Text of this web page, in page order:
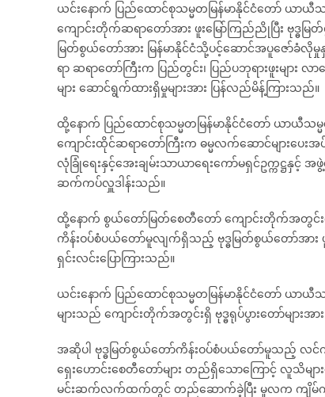
ယင်းနောက် ပြည်ထောင်စုသမ္မတမြန်မာနိုင်ငံတော် ယာယီ
ကျောင်းတိုက်ဆရာတော်အား ဖူးမြော်ကြည်ညိုပြီး ဗုဒ္ဓမြတ်
မြတ်စွယ်တော်အား မြန်မာနိုင်ငံသို့ပင့်ဆောင်အပူဇော်ခံလို
ရာ ဆရာတော်ကြီးက ပြည်တွင်း၊ ပြည်ပဘုရားဖူးများ လ
များ ဆောင်ရွက်ထားရှိမှုများအား ပြန်လည်မိန့်ကြားသည်။
ထို့နောက် ပြည်ထောင်စုသမ္မတမြန်မာနိုင်ငံတော် ယာယီသမ္
ကျောင်းထိုင်ဆရာတော်ကြီးက ဓမ္မလက်ဆောင်များပ
လုံခြုံရေးနှင့်အေးချမ်းသာယာရေးကော်မရှင်ဥက္ကဋ္ဌနှ
ဆက်ကပ်လှူဒါန်းသည်။
ထို့နောက် စွယ်တော်မြတ်စေတီတော် ကျောင်းတိုက်အတွင်းရှိ
ကိန်းဝပ်စံပယ်တော်မူလျက်ရှိသည့် ဗုဒ္ဓမြတ်စွယ်တော်အား
ရှင်းလင်းပြောကြားသည်။
ယင်းနောက် ပြည်ထောင်စုသမ္မတမြန်မာနိုင်ငံတော် ယာယီသ
များသည် ကျောင်းတိုက်အတွင်းရှိ ဗုဒ္ဓရုပ်ပွားတော်မျာ
အဆိုပါ ဗုဒ္ဓမြတ်စွယ်တော်ကိန်းဝပ်စံပယ်တော်မူသည့် လင်
ရှေးဟောင်းစေတီတော်များ တည်ရှိသောကြောင့် လူသိများ
မင်းဆက်လက်ထက်တွင် တည်ဆောက်ခဲ့ပြီး မူလက ကျိမ်ကျ